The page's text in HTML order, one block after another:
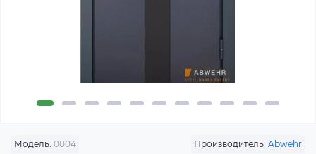
Модель: 0004 Производитель: Abwehr